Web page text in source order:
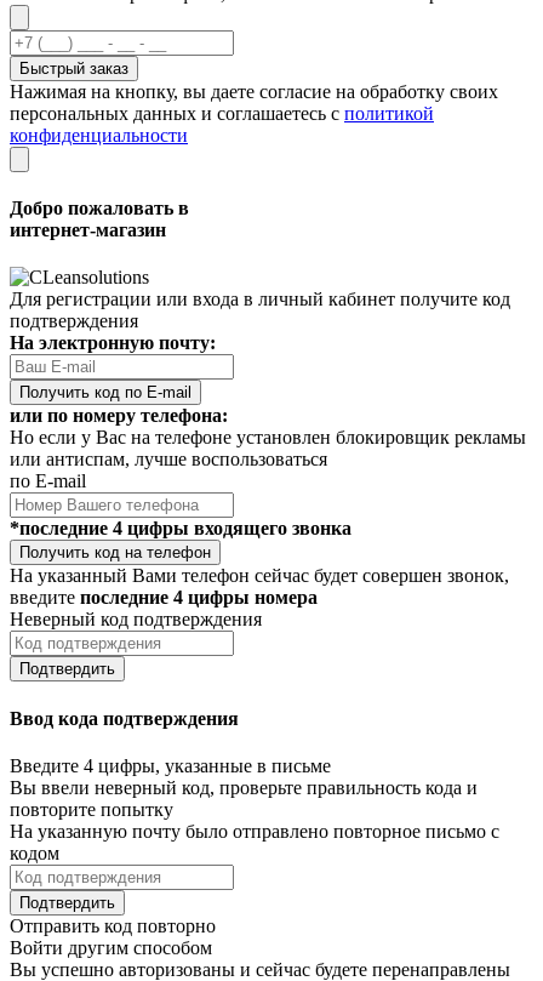
Быстрый заказ
Нажимая на кнопку, вы даете согласие на обработку своих
персональных данных и соглашаетесь с политикой
конфиденциальности
Добро пожаловать в
интернет-магазин
Для регистрации или входа в личный кабинет получите код
подтверждения
На электронную почту:
Получить код по E-mail
или по номеру телефона:
Но если у Вас на телефоне установлен блокировщик рекламы
или антиспам, лучше воспользоваться
по E-mail
*последние 4 цифры входящего звонка
Получить код на телефон
На указанный Вами телефон сейчас будет совершен звонок,
введите последние 4 цифры номера
Неверный код подтверждения
Подтвердить
Ввод кода подтверждения
Введите 4 цифры, указанные в письме
Вы ввели неверный код, проверьте правильность кода и
повторите попытку
На указанную почту было отправлено повторное письмо с
кодом
Подтвердить
Отправить код повторно
Войти другим способом
Вы успешно авторизованы и сейчас будете перенаправлены